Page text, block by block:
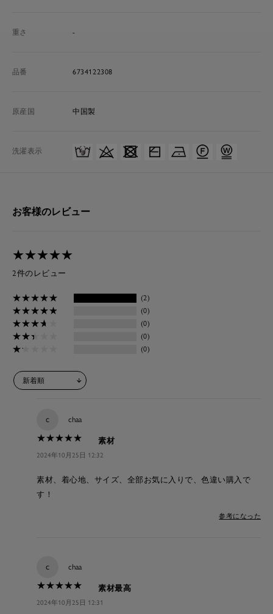
重さ -
品番 6734122308
原産国 中国製
洗濯表示
お客様のレビュー
★★★★★
★★★★★
2件のレビュー
★★★★★
★★★★★ (2)
★★★★★
★★★★★ (0)
★★★★
★★★★ (0)
★★★
★★★ (0)
★★
★★ (0)
c chaa
★★★★★
★★★★★ 素材
2024年10月25日 12:32
素材、着心地、サイズ、全部お気に入りで、色違い購入で
す！
参考になった
c chaa
★★★★★
★★★★★ 素材最高
2024年10月25日 12:31